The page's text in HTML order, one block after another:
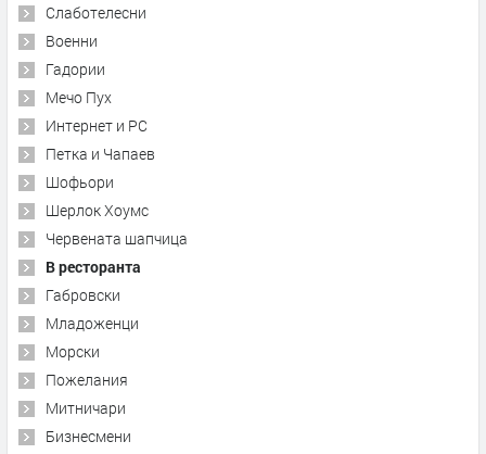
Слаботелесни
Военни
Гадории
Мечо Пух
Интернет и PC
Петка и Чапаев
Шофьори
Шерлок Хоумс
Червената шапчица
В ресторанта
Габровски
Младоженци
Морски
Пожелания
Митничари
Бизнесмени